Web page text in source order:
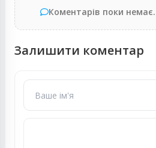
Коментарів поки
Залишити коментар